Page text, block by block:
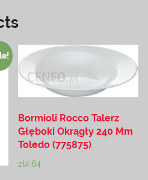
Bormioli Rocco Talerz
Głęboki Okrągły 240 Mm
Toledo (775875)
zł4.64